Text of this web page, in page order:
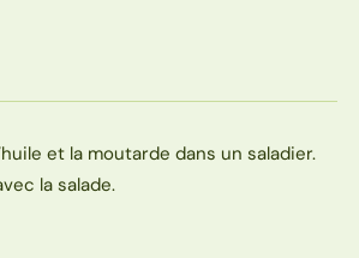
et la moutarde dans un saladier.
la salade.